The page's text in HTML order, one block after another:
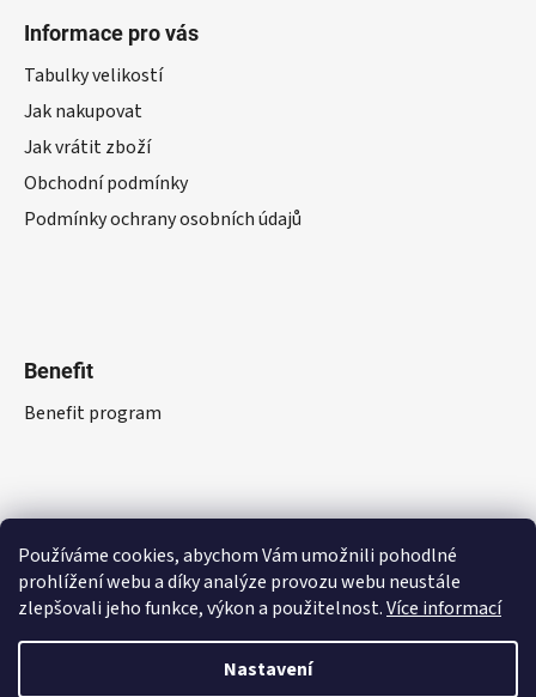
Používáme cookies, abychom Vám umožnili pohodlné
prohlížení webu a díky analýze provozu webu neustále
zlepšovali jeho funkce, výkon a použitelnost.Více informací
Nastavení
Informace pro vás
Tabulky velikostí
Jak nakupovat
Jak vrátit zboží
Obchodní podmínky
Podmínky ochrany osobních údajů
Benefit
Benefit program